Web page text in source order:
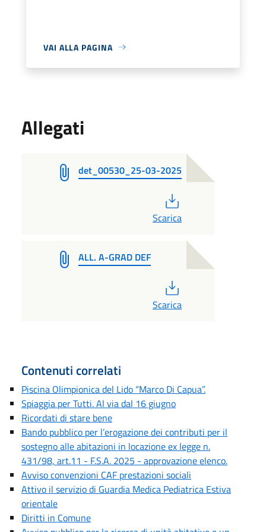
VAI ALLA PAGINA
Allegati
det_00530_25-03-2025
Scarica
ALL. A-GRAD DEF
Scarica
Contenuti correlati
Piscina Olimpionica del Lido “Marco Di Capua”.
Spiaggia per Tutti. Al via dal 16 giugno
Ricordati di stare bene
Bando pubblico per l’erogazione dei contributi per il
sostegno alle abitazioni in locazione ex legge n.
431/98, art.11 - F.S.A. 2025 - approvazione elenco.
Avviso convenzioni CAF prestazioni sociali
Attivo il servizio di Guardia Medica Pediatrica Estiva
orientale
Diritti in Comune